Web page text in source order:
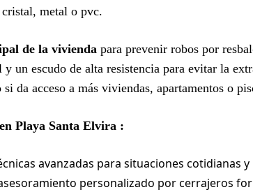
metal o pvc.
de la vivienda para prevenir robos por
un escudo de alta resistencia para evitar la
da acceso a más viviendas, apartamentos o
Playa Santa Elvira :
avanzadas para situaciones cotidianas
personalizado por cerrajeros